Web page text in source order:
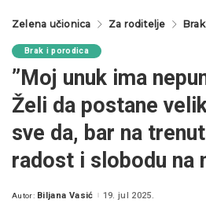
Zelena učionica Za roditelje
Brak i porodica
”Moj unuk ima
Želi da postane
sve da, bar na
radost i slobodu na
Posted
Autor: Biljana Vasić 19. jul 2025.